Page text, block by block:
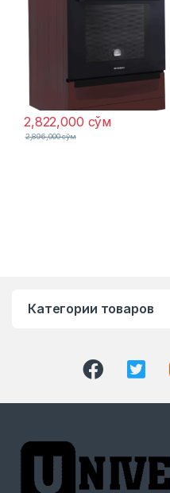
2,822,000 сўм
2,896,000сўм
Категории товаров